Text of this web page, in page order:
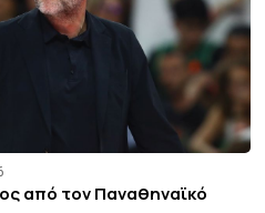
από τον Παναθηναϊκό